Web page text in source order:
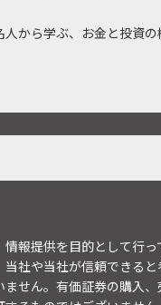
人から学ぶ、お金と投資の
報提供を目的として行っ
当社や当社が信頼できる
ません。有価証券の購入